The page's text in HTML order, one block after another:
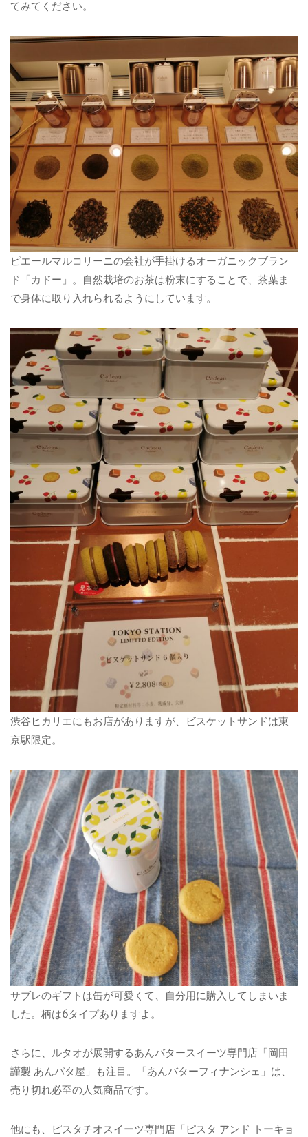
てみてください。
ピエールマルコリーニの会社が手掛けるオーガニックブラン
ド「カドー」。自然栽培のお茶は粉末にすることで、茶葉ま
で身体に取り入れられるようにしています。
渋谷ヒカリエにもお店がありますが、ビスケットサンドは東
京駅限定。
サブレのギフトは缶が可愛くて、自分用に購入してしまいま
した。柄は6タイプありますよ。
さらに、ルタオが展開するあんバタースイーツ専門店「岡田
謹製 あんバタ屋」も注目。「あんバターフィナンシェ」は、
売り切れ必至の人気商品です。
他にも、ピスタチオスイーツ専門店「ピスタ アンド トーキョ